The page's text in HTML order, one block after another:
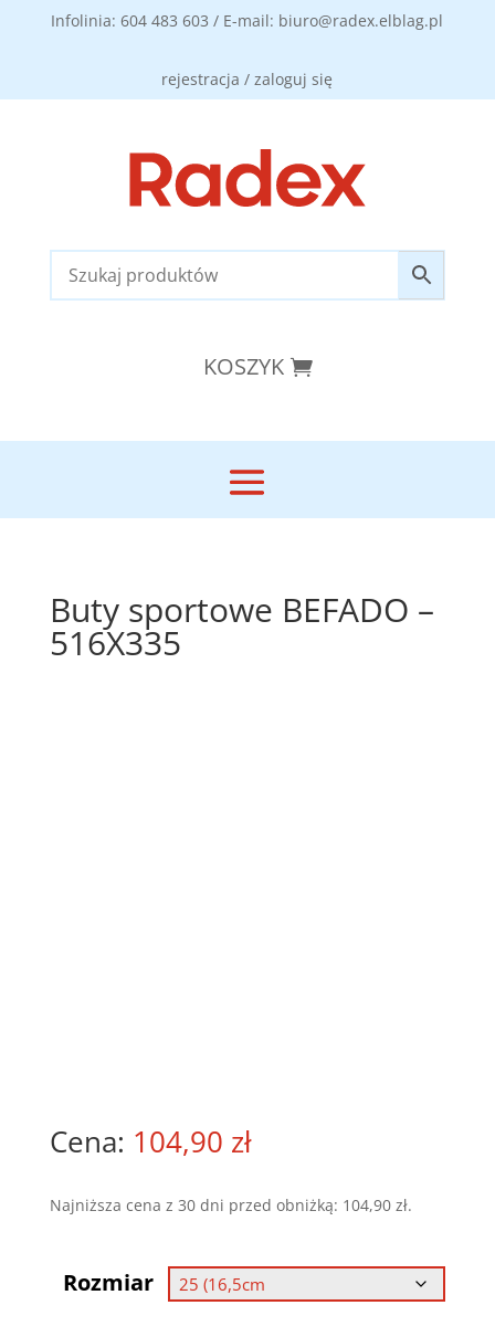
Infolinia: 604 483 603 / E-mail: biuro@radex.elblag.pl
rejestracja / zaloguj się
KOSZYK
Buty sportowe BEFADO –
516X335
104,90 zł
Najniższa cena z 30 dni przed obniżką: 104,90 zł.
Rozmiar